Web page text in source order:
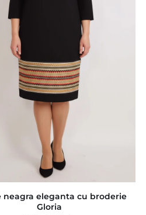
neagra eleganta cu broderie
Gloria